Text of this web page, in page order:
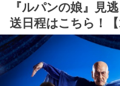
『ルパンの娘』見
送日程はこちら！